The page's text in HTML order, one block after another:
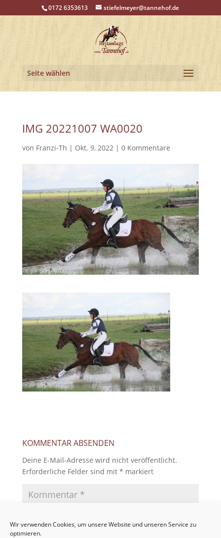
Wir verwenden Cookies, um unsere Website und unseren Service zu
optimieren.
0172 6353613 stiefelmeyer@tannehof.de
Seite wählen
IMG 20221007 WA0020
von Franzi-Th | Okt. 9, 2022| 0 Kommentare
KOMMENTAR ABSENDEN
Deine E-Mail-Adresse wird nicht veröffentlicht.
Erforderliche Felder sind mit * markiert